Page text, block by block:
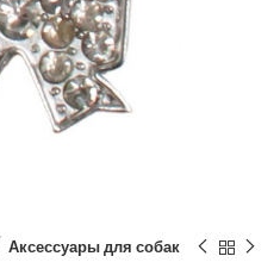
Аксессуары для собак